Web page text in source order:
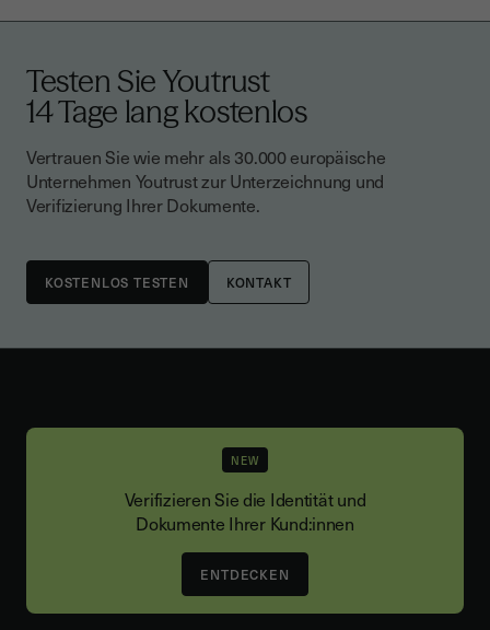
Testen Sie Youtrust
14 Tage lang kostenlos
Vertrauen Sie wie mehr als 30.000 europäische
Unternehmen Youtrust zur Unterzeichnung und
Verifizierung Ihrer Dokumente.
KONTAKT
NEW
Verifizieren Sie die Identität und
Dokumente Ihrer Kund:innen
ENTDECKEN